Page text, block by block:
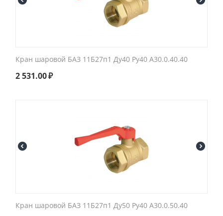
Кран шаровой БАЗ 11Б27п1 Ду40 Ру40 А30.0.40.40
2 531.00₽
Кран шаровой БАЗ 11Б27п1 Ду50 Ру40 А30.0.50.40